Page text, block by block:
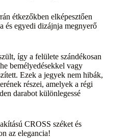
étkezőkben elképesztően
és egyedi dizájnja megnyerő
így a felülete szándékosan
bemélyedésekkel vagy
Ezek a jegyek nem hibák,
részei, amelyek a régi
darabot különlegessé
CROSS széket és
az elegancia!